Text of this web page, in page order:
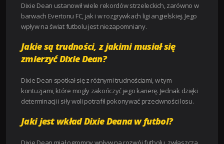
Dixie Dean ustanowił wiele rekordów strzeleckich, zarówno w
barwach Evertonu FC, jak i w rozgrywkach ligi angielskiej. Jego
wpływ na świat futbolu jest niezapomniany.
Jakie są trudności, z jakimi musiał się
zmierzyć Dixie Dean?
Dixie Dean spotkał się z różnymi trudnościami, w tym
kontuzjami, które mogły zakończyć jego karierę. Jednak dzięki
determinacji i siły woli potrafił pokonywać przeciwności losu.
Jaki jest wkład Dixie Deana w futbol?